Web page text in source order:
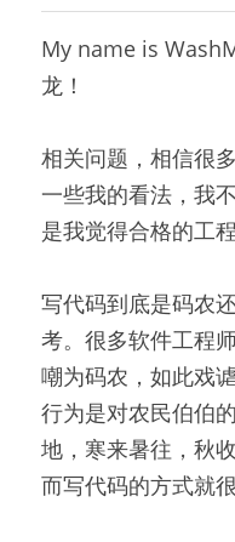
My name is
龙！
相关问题，相信很
一些我的看法，我
是我觉得合格的工
写代码到底是码农
考。很多软件工程
嘲为码农，如此戏
行为是对农民伯伯
地，寒来暑往，秋
而写代码的方式就很